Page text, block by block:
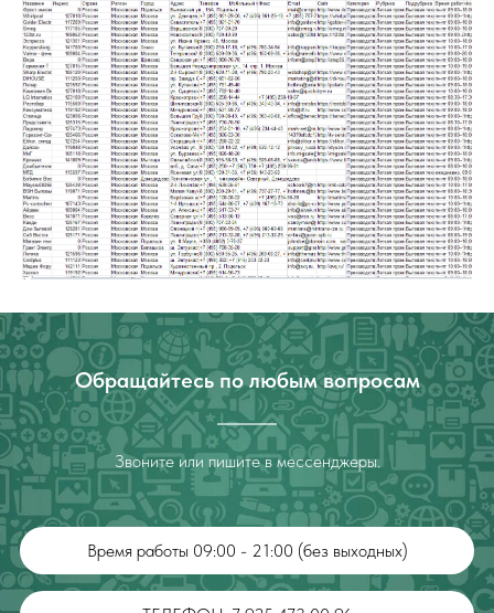
Обращайтесь по любым вопросам
Звоните или пишите в мессенджеры.
Время работы 09:00 - 21:00 (без выходных)